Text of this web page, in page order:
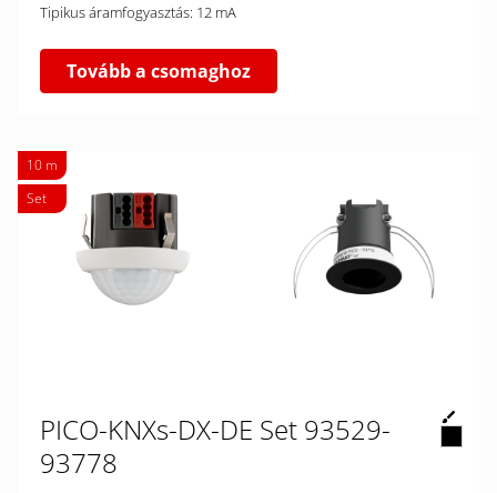
Tipikus áramfogyasztás: 12 mA
Tovább a csomaghoz
10 m
Set
PICO-KNXs-DX-DE Set 93529-
93778